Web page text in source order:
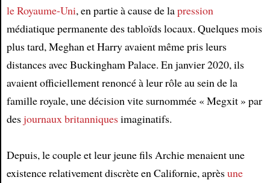
le Royaume-Uni, en partie à cause de lapression
médiatique permanente des tabloïds locaux. Quelques mois
plus tard, Meghan et Harry avaient même pris leurs
distances avec Buckingham Palace. En janvier 2020, ils
avaient officiellement renoncé à leur rôle au sein de la
famille royale, une décision vite surnommée « Megxit » par
desjournaux britanniquesimaginatifs.
Depuis, le couple et leur jeune fils Archie menaient une
existence relativement discrète en Californie, aprèsune